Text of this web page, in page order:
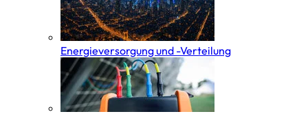
Energieversorgung und -Verteilung